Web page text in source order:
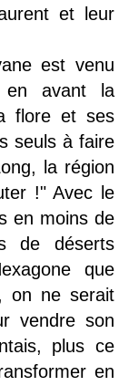
et leur
est venu
en avant la
flore et ses
seuls à faire
la région
!" Avec le
en moins de
de déserts
que
on ne serait
vendre son
plus ce
en